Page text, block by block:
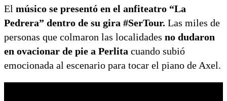
El músico se presentó en el anfiteatro “La
Pedrera” dentro de su gira #SerTour. Las miles de
personas que colmaron las localidades no dudaron
en ovacionar de pie a Perlita cuando subió
emocionada al escenario para tocar el piano de Axel.